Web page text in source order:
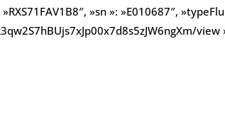
»sn »: »E010687″,
view